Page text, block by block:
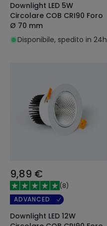
Downlight LED 5W
Circolare COB CRI90 Foro
Ø 70 mm
Disponibile, spedito in 24h
9,89 €
(8)
ADVANCED
Downlight LED 12W